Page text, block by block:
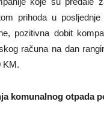
prihoda u
pozitivna dobit
računa na dan
KM.
komunalnog otpada